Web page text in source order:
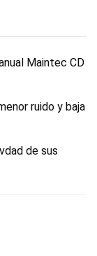
Maintec CD
ruido y baja
de sus